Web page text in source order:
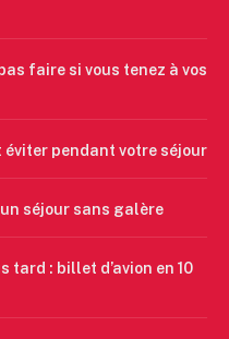
faire si vous tenez à vos
éviter pendant votre séjour
séjour sans galère
tard : billet d’avion en 10